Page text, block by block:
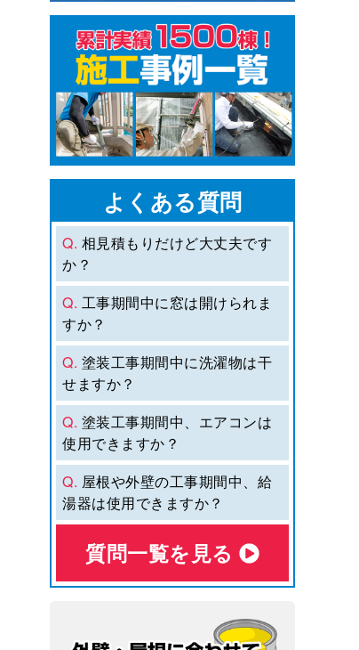
よくある質問
Q. 相見積もりだけど大丈夫です
か？
Q. 工事期間中に窓は開けられま
すか？
Q. 塗装工事期間中に洗濯物は干
せますか？
Q. 塗装工事期間中、エアコンは
使用できますか？
Q. 屋根や外壁の工事期間中、給
湯器は使用できますか？
質問⼀覧を⾒る